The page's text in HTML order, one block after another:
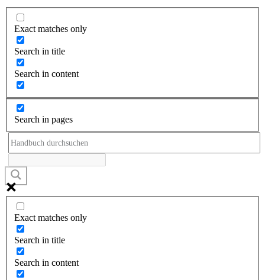
Exact matches only
Search in title
Search in content
Search in pages
Exact matches only
Search in title
Search in content